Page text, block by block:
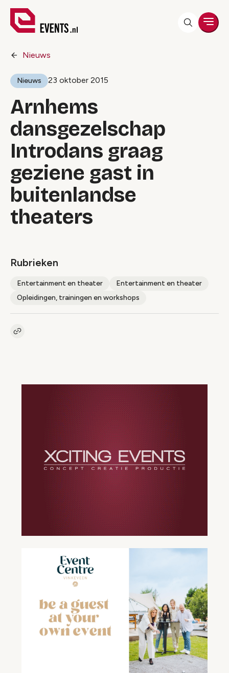
Nieuws
Nieuws 23 oktober 2015
Arnhems
dansgezelschap
Introdans graag
geziene gast in
buitenlandse
theaters
Rubrieken
Entertainment en theater
Entertainment en theater
Opleidingen, trainingen en workshops
Kopieer link naar artikel